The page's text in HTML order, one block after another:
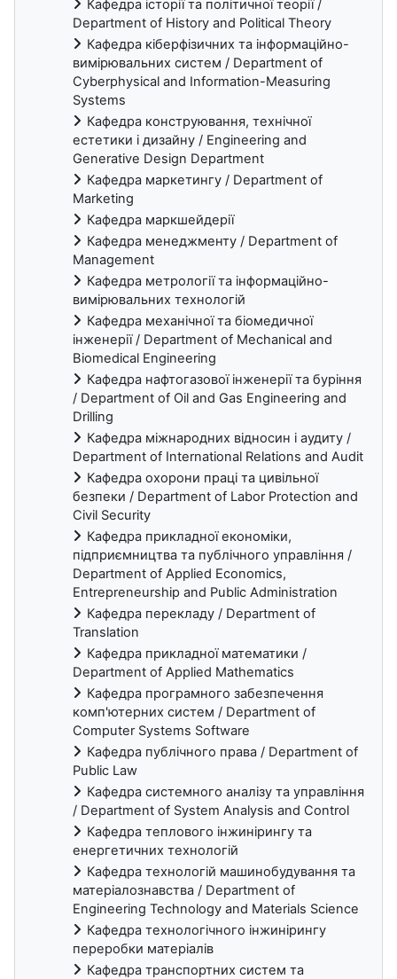
Кафедра історії та політичної теорії /
Department of History and Political Theory
Кафедра кіберфізичних та інформаційно-
вимірювальних систем / Department of
Cyberphysical and Information-Measuring
Systems
Кафедра конструювання, технічної
естетики і дизайну / Engineering and
Generative Design Department
Кафедра маркетингу / Department of
Marketing
Кафедра маркшейдерії
Кафедра менеджменту / Department of
Management
Кафедра метрології та інформаційно-
вимірювальних технологій
Кафедра механічної та біомедичної
інженерії / Department of Mechanical and
Biomedical Engineering
Кафедра нафтогазової інженерії та буріння
/ Department of Oil and Gas Engineering and
Drilling
Кафедра міжнародних відносин і аудиту /
Department of International Relations and Audit
Кафедра охорони праці та цивільної
безпеки / Department of Labor Protection and
Civil Security
Кафедра прикладної економіки,
підприємництва та публічного управління /
Department of Applied Economics,
Entrepreneurship and Public Administration
Кафедра перекладу / Department of
Translation
Кафедра прикладної математики /
Department of Applied Mathematics
Кафедра програмного забезпечення
комп'ютерних систем / Department of
Computer Systems Software
Кафедра публічного права / Department of
Public Law
Кафедра системного аналізу та управління
/ Department of System Analysis and Control
Кафедра теплового інжинірингу та
енергетичних технологій
Кафедра технологій машинобудування та
матеріалознавства / Department of
Engineering Technology and Materials Science
Кафедра технологічного інжинірингу
переробки матеріалів
Кафедра транспортних систем та